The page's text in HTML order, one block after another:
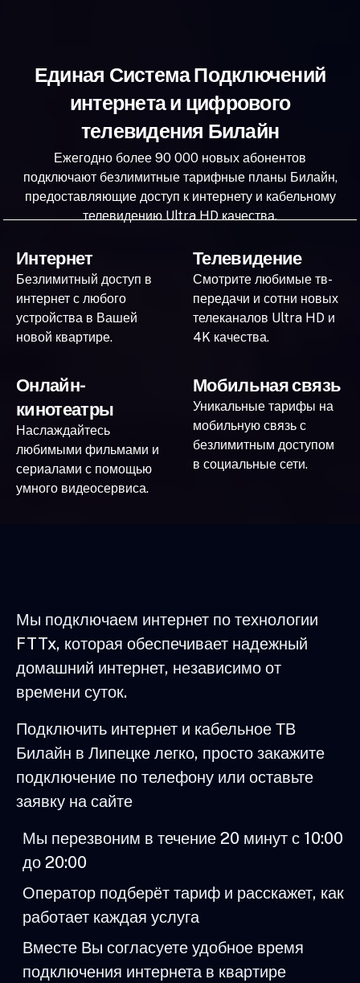
Единая Система Подключений
интернета и цифрового
телевидения Билайн
Ежегодно более 90 000 новых абонентов
подключают безлимитные тарифные планы Билайн,
предоставляющие доступ к интернету и кабельному
телевидению Ultra HD качества.
Интернет
Безлимитный доступ в
интернет с любого
устройства в Вашей
новой квартире.
Телевидение
Смотрите любимые тв-
передачи и сотни новых
телеканалов Ultra HD и
4K качества.
Онлайн-
кинотеатры
Наслаждайтесь
любимыми фильмами и
сериалами с помощью
умного видеосервиса.
Мобильная связь
Уникальные тарифы на
мобильную связь с
безлимитным доступом
в социальные сети.
Мы подключаем интернет по технологии
FTTx, которая обеспечивает надежный
домашний интернет, независимо от
времени суток.
Подключить интернет и кабельное ТВ
Билайн в Липецке легко, просто закажите
подключение по телефону или оставьте
заявку на сайте
Мы перезвоним в течение 20 минут с 10:00
до 20:00
Оператор подберёт тариф и расскажет, как
работает каждая услуга
Вместе Вы согласуете удобное время
подключения интернета в квартире